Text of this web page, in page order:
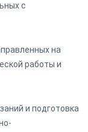
с
на
работы и
и подготовка